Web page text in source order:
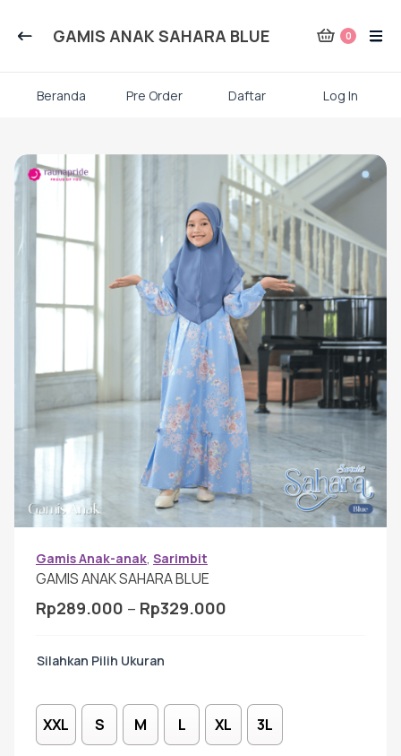
Skip
content
GAMIS ANAK SAHARA BLUE 0
Beranda Pre Order Daftar Log In
Atasan
Kaos kaki
Gamis Dewasa
Baju Koko Dewasa
Gamis Anak-anak
Baju Koko Anak
Hijab
Tunik
Gamis Anak-anak, Sarimbit
GAMIS ANAK SAHARA BLUE
Rp289.000 – Rp329.000
Rp329.000
Ukuran
XXL S M L XL 3L